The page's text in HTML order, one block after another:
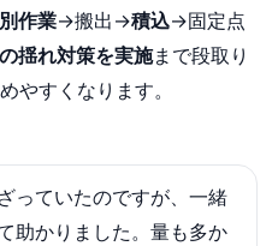
作業→搬出→積込→固定点
揺れ対策を実施まで段取り
やすくなります。
っていたのですが、一緒
助かりました。量も多か